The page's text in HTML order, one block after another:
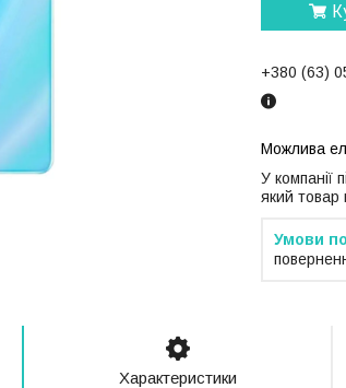
+380 (63)
У компанії
який товар
Характеристики